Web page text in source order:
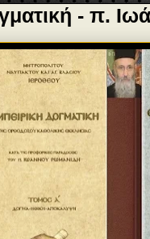
- π.